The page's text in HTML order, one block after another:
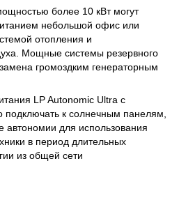
более 10 кВт могут
небольшой офис или
отопления и
Мощные системы резервного
громоздким генераторным
LP Autonomic Ultra с
подключать к солнечным панелям,
для использования
в период длительных
из общей сети